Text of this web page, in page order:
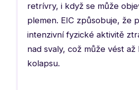
retrívry, i když se může
plemen. EIC způsobuje, že
intenzivní fyzické aktivitě
nad svaly, což může vést až
kolapsu.